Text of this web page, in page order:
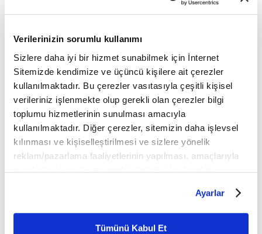
Verilerinizin sorumlu kullanımı
Sizlere daha iyi bir hizmet sunabilmek için İnternet
Sitemizde kendimize ve üçüncü kişilere ait çerezler
kullanılmaktadır. Bu çerezler vasıtasıyla çeşitli kişisel
verileriniz işlenmekte olup gerekli olan çerezler bilgi
toplumu hizmetlerinin sunulması amacıyla
kullanılmaktadır. Diğer çerezler, sitemizin daha işlevsel
kılınması ve kişiselleştirilmesi ve sizlere yönelik
reklam/pazarlama faaliyetlerinin yapılması, amaçlarıyla
sınırlı olarak açık rızanız dahilinde kullanılacaktır.
belirleyebilirsiniz. Çerezlere ilişkin detaylı bilgi için
Ayarlar butonuna tıklayabilir,Çerez Bilgilendirme
Metnimizi ziyaret edebilirsiniz.
Ayarlar
Tümünü Kabul Et
Fikriyat'ı aşağıdakisosyal medya adreslerinden
takip edebilirsiniz;
👉TWITTER
👉INSTAGRAM
👉FACEBOOK
Fikriyat.com mobil uygulamasını ise buradan